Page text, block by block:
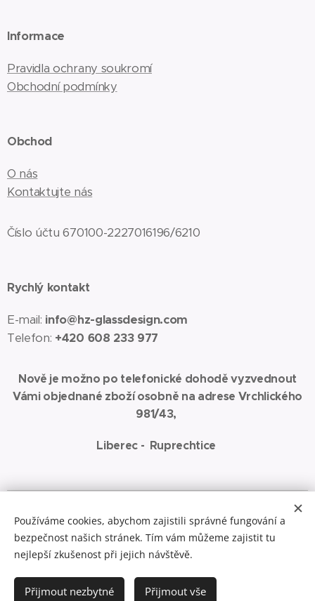
Do košíku
Informace
Pravidla ochrany soukromí
Obchodní podmínky
Obchod
O nás
Kontaktujte nás
Číslo účtu 670100-2227016196/6210
Rychlý kontakt
E-mail: info@hz-glassdesign.com
Telefon: +420 608 233 977
Nově je možno po telefonické dohodě vyzvednout
Vámi objednané zboží osobně na adrese Vrchlického
981/43,
Liberec - Ruprechtice
Zde najdete malbu akrylem na
plátno
Cookies
Používáme cookies, abychom zajistili správné fungování a
bezpečnost našich stránek. Tím vám můžeme zajistit tu
nejlepší zkušenost při jejich návštěvě.
Přijmout nezbytné Přijmout vše